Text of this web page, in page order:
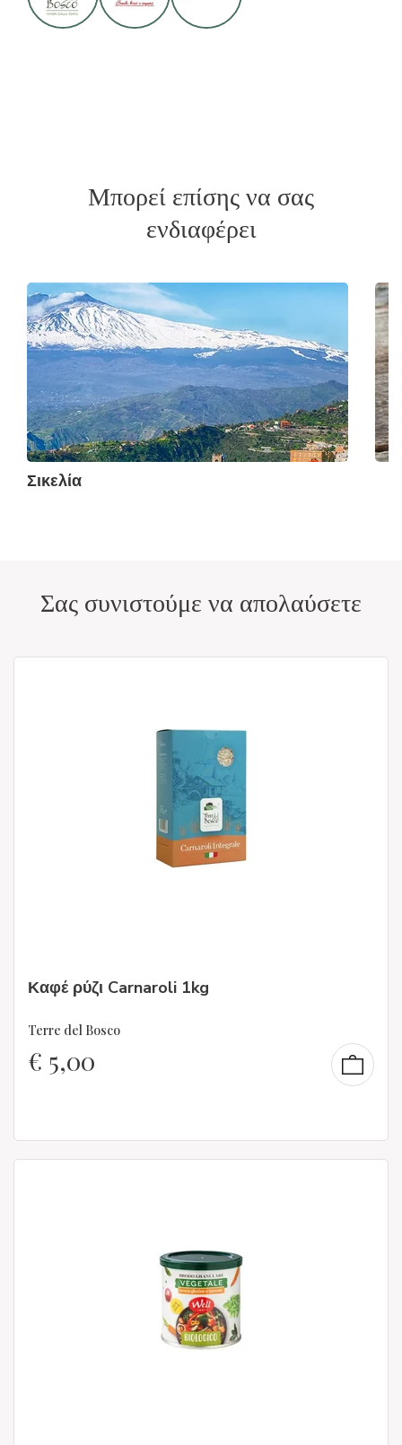
Μπορεί επίσης να σας
ενδιαφέρει
Σικελία
Σας συνιστούμε να απολαύσετε
Καφέ ρύζι Carnaroli 1kg
Terre del Bosco
€ 5,00